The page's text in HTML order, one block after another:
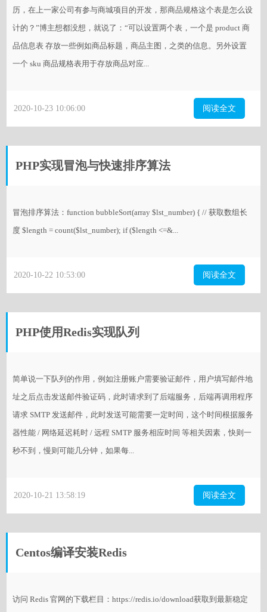
历，在上一家公司有参与商城项目的开发，那商品规格这个表是怎么设
计的？”博主想都没想，就说了：“可以设置两个表，一个是 product 商
品信息表 存放一些例如商品标题，商品主图，之类的信息。另外设置
一个 sku 商品规格表用于存放商品对应...
2020-10-23 10:06:00 阅读全文
PHP实现冒泡与快速排序算法
冒泡排序算法：function bubbleSort(array $lst_number) { // 获取数组长
度 $length = count($lst_number); if ($length <=&...
2020-10-22 10:53:00 阅读全文
PHP使用Redis实现队列
简单说一下队列的作用，例如注册账户需要验证邮件，用户填写邮件地
址之后点击发送邮件验证码，此时请求到了后端服务，后端再调用程序
请求 SMTP 发送邮件，此时发送可能需要一定时间，这个时间根据服务
器性能 / 网络延迟耗时 / 远程 SMTP 服务相应时间 等相关因素，快则一
秒不到，慢则可能几分钟，如果每...
2020-10-21 13:58:19 阅读全文
Centos编译安装Redis
访问 Redis 官网的下载栏目：https://redis.io/download获取到最新稳定